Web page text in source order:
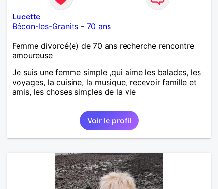
Lucette
Bécon-les-Granits - 70 ans
Femme divorcé(e) de 70 ans recherche rencontre
amoureuse
Je suis une femme simple ,qui aime les balades, les
voyages, la cuisine, la musique, recevoir famille et
amis, les choses simples de la vie
Voir le profil